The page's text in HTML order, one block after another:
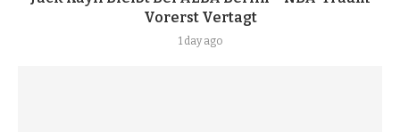
Vorerst Vertagt
1 day ago